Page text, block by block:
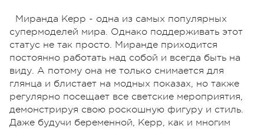
Миранда Керр - одна из самых популярных
супермоделей мира. Однако поддерживать этот
статус не так просто. Миранде приходится
постоянно работать над собой и всегда быть на
виду. А потому она не только снимается для
глянца и блистает на модных показах, но также
регулярно посещает все светские мероприятия,
демонстрируя свою роскошную фигуру и стиль.
Даже будучи беременной, Керр, как и многим